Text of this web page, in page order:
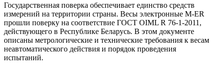
Государственная поверка обеспечивает единство средств
измерений на территории страны. Весы электронные M-ER
прошли поверку на соответствие ГОСТ OIML R 76-1-2011,
действующего в Республике Беларусь. В этом документе
описаны метрологические и технические требования к весам
неавтоматического действия и порядок проведения
испытаний.